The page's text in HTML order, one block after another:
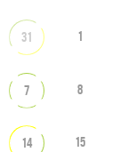
31 1
7 8
14 15